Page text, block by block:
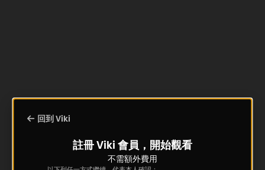
回到 Viki
註冊 Viki 會員，開始觀看
不需額外費用